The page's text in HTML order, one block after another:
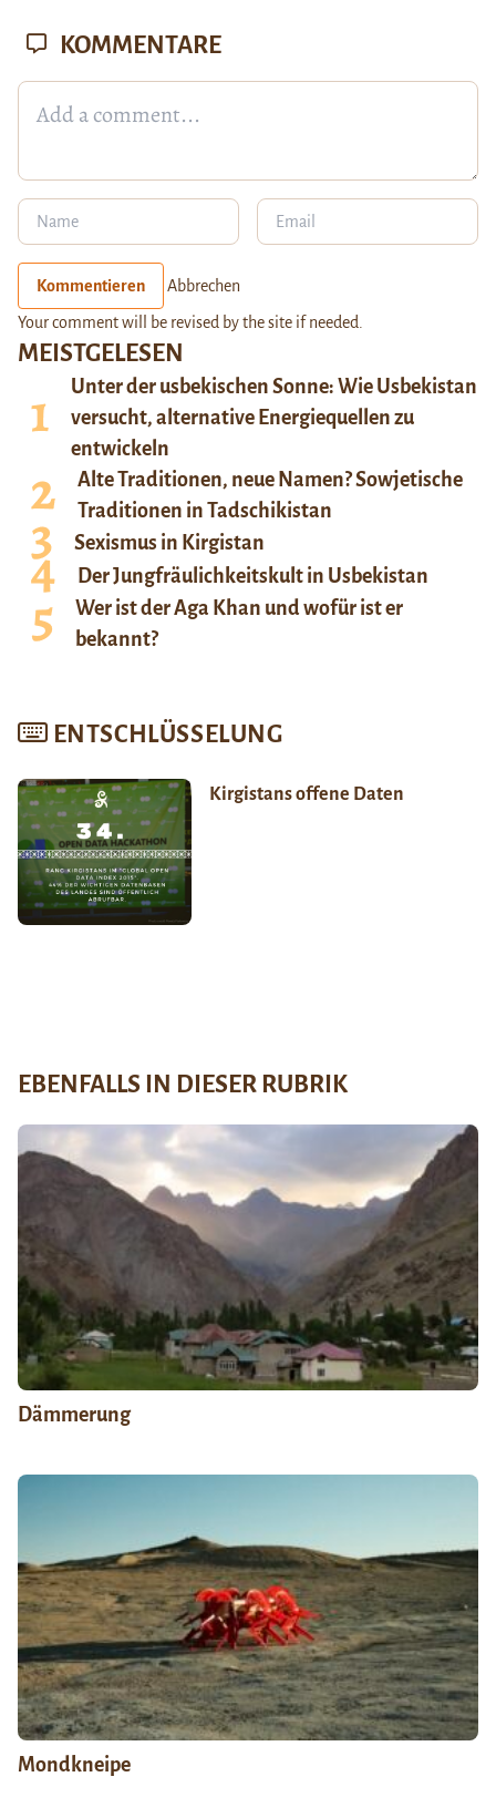
MEISTGELESEN
Unter der usbekischen Sonne: Wie Usbekistan
versucht, alternative Energiequellen zu
entwickeln
Alte Traditionen, neue Namen? Sowjetische
Traditionen in Tadschikistan
Sexismus in Kirgistan
Der Jungfräulichkeitskult in Usbekistan
Wer ist der Aga Khan und wofür ist er
bekannt?
ENTSCHLÜSSELUNG
Kirgistans offene Daten
KOMMENTARE
Kommentieren Abbrechen
Your comment will be revised by the site if needed.
EBENFALLS IN DIESER RUBRIK
Dämmerung
Mondkneipe